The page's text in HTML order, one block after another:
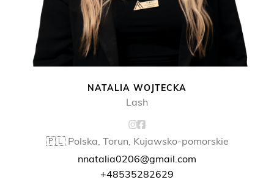
NATALIA WOJTECKA
Lash
🇵🇱 Polska, Torun, Kujawsko-pomorskie
nnatalia0206@gmail.com
+48535282629